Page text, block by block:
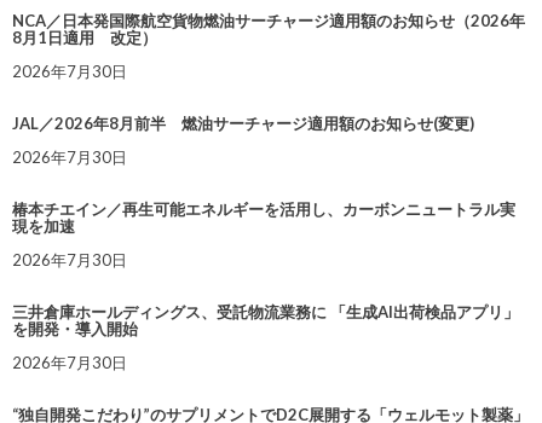
NCA／日本発国際航空貨物燃油サーチャージ適用額のお知らせ（2026年
8月1日適用 改定）
2026年7月30日
JAL／2026年8月前半 燃油サーチャージ適用額のお知らせ(変更)
2026年7月30日
椿本チエイン／再生可能エネルギーを活用し、カーボンニュートラル実
現を加速
2026年7月30日
三井倉庫ホールディングス、受託物流業務に 「生成AI出荷検品アプリ」
を開発・導入開始
2026年7月30日
“独自開発こだわり”のサプリメントでD2C展開する「ウェルモット製薬」